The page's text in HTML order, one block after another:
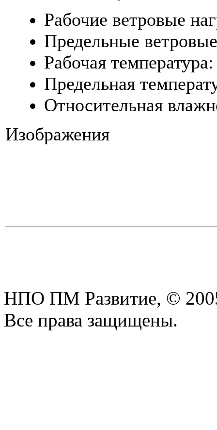
Рабочие ветровые
Предельные
Рабочая
Предельная
Относительная
Изображения
НПО ПМ Развитие, ©
Все права защищены.